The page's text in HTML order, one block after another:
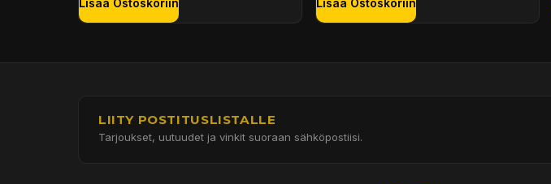
Lisää Ostoskoriin Lisää Ostoskoriin
LIITY POSTITUSLISTALLE
Tarjoukset, uutuudet ja vinkit suoraan sähköpostiisi.